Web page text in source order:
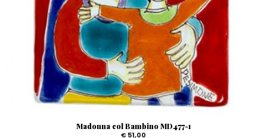
Madonna col Bambino MD477-1
€ 51,00